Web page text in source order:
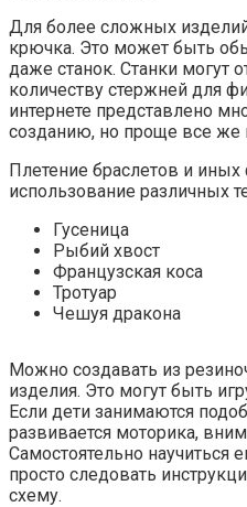
Для более сложных
крючка. Это может быть
даже станок. Станки могут
количеству стержней для
интернете представлено
созданию, но проще все же
Плетение браслетов и иных
использование различных
Гусеница
Рыбий хвост
Французская коса
Тротуар
Чешуя дракона
Можно создавать из
изделия. Это могут быть
Если дети занимаются
развивается моторика,
Самостоятельно научиться
просто следовать
схему.